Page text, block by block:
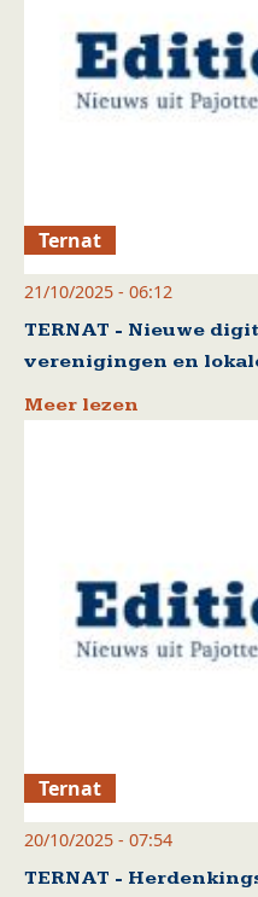
Ternat
21/10/2025 - 06:12
TERNAT - Nieuwe
verenigingen en
Meer lezen
Ternat
20/10/2025 - 07:54
TERNAT -